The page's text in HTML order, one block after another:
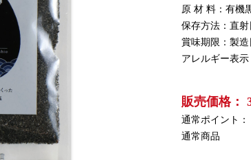
原 材 料：有機
保存方法：直射
賞味期限：製造
アレルギー表示
販売価格：
通常ポイント：
通常商品